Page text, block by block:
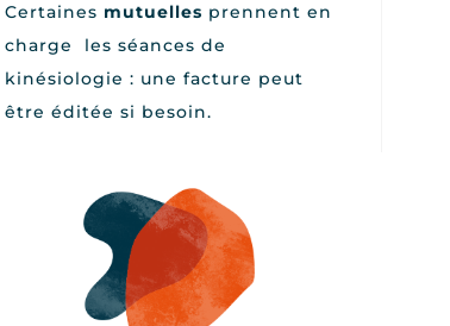
Certaines mutuelles prennent en
charge les séances de
kinésiologie : une facture peut
être éditée si besoin.